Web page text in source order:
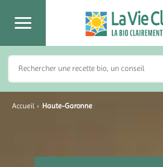
Accueil › Haute-Garonne